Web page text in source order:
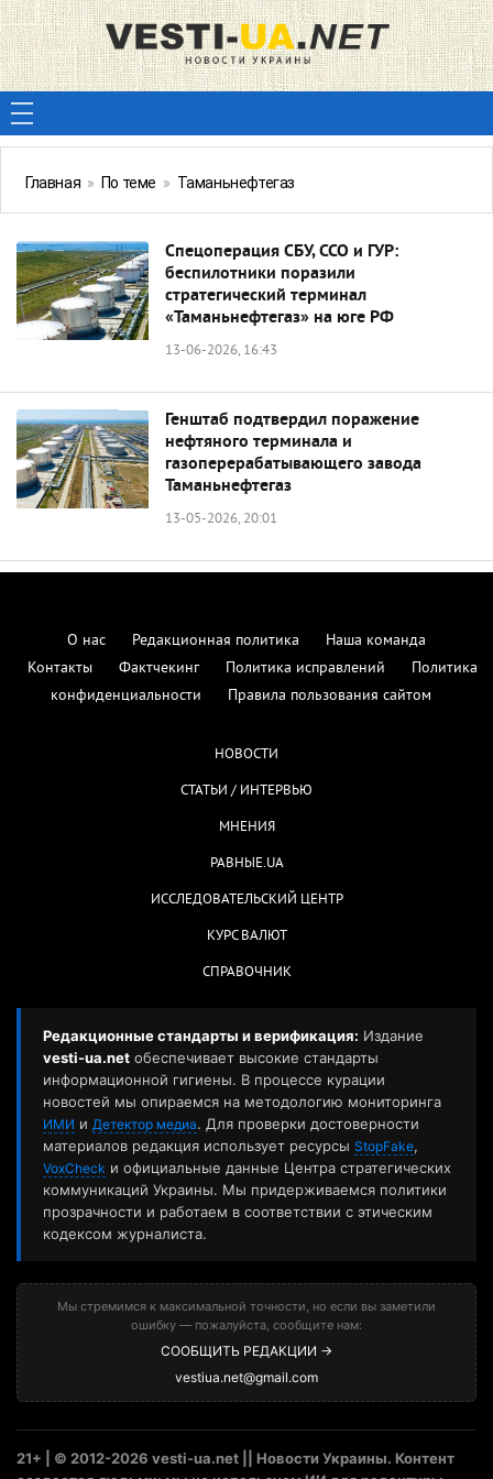
Главная » По теме » Таманьнефтегаз
Спецоперация СБУ, ССО и ГУР:
беспилотники поразили
стратегический терминал
«Таманьнефтегаз» на юге РФ
13-06-2026, 16:43
Генштаб подтвердил поражение
нефтяного терминала и
газоперерабатывающего завода
Таманьнефтегаз
13-05-2026, 20:01
О нас Редакционная политика
Наша команда
Контакты
Фактчекинг Политика исправлений
Политика
конфиденциальности
Правила пользования сайтом
НОВОСТИ
СТАТЬИ / ИНТЕРВЬЮ
МНЕНИЯ
РАВНЫЕ.UA
ИССЛЕДОВАТЕЛЬСКИЙ ЦЕНТР
КУРС ВАЛЮТ
СПРАВОЧНИК
Редакционные стандарты и верификация: Издание
vesti-ua.net обеспечивает высокие стандарты
информационной гигиены. В процессе курации
новостей мы опираемся на методологию мониторинга
ИМИ и Детектор медиа. Для проверки достоверности
материалов редакция использует ресурсы StopFake,
VoxCheck и официальные данные Центра стратегических
коммуникаций Украины. Мы придерживаемся политики
прозрачности и работаем в соответствии с этическим
кодексом журналиста.
Мы стремимся к максимальной точности, но если вы заметили
ошибку — пожалуйста, сообщите нам:
СООБЩИТЬ РЕДАКЦИИ →
vestiua.net@gmail.com
21+ | © 2012-2026 vesti-ua.net || Новости Украины. Контент